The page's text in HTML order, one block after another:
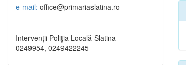
e-mail: office@primariaslatina.ro
Intervenții Poliția Locală Slatina
0249954, 0249422245